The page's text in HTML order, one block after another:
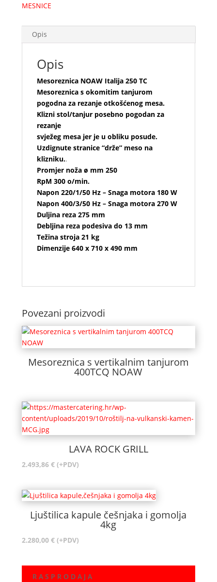
MESNICE
Opis
Opis
Mesoreznica NOAW Italija 250 TC
Mesoreznica s okomitim tanjurom
pogodna za rezanje otkošćenog mesa.
Klizni stol/tanjur posebno pogodan za
rezanje
svježeg mesa jer je u obliku posude.
Uzdignute stranice “drže” meso na
klizniku..
Promjer noža ø mm 250
RpM 300 o/min.
Napon 220/1/50 Hz – Snaga motora 180 W
Napon 400/3/50 Hz – Snaga motora 270 W
Duljina reza 275 mm
Debljina reza podesiva do 13 mm
Težina stroja 21 kg
Dimenzije 640 x 710 x 490 mm
Povezani proizvodi
Mesoreznica s vertikalnim tanjurom
400TCQ NOAW
LAVA ROCK GRILL
2.493,86 € (+PDV)
Ljuštilica kapule češnjaka i gomolja
4kg
2.280,00 € (+PDV)
R A S P R O D A J A